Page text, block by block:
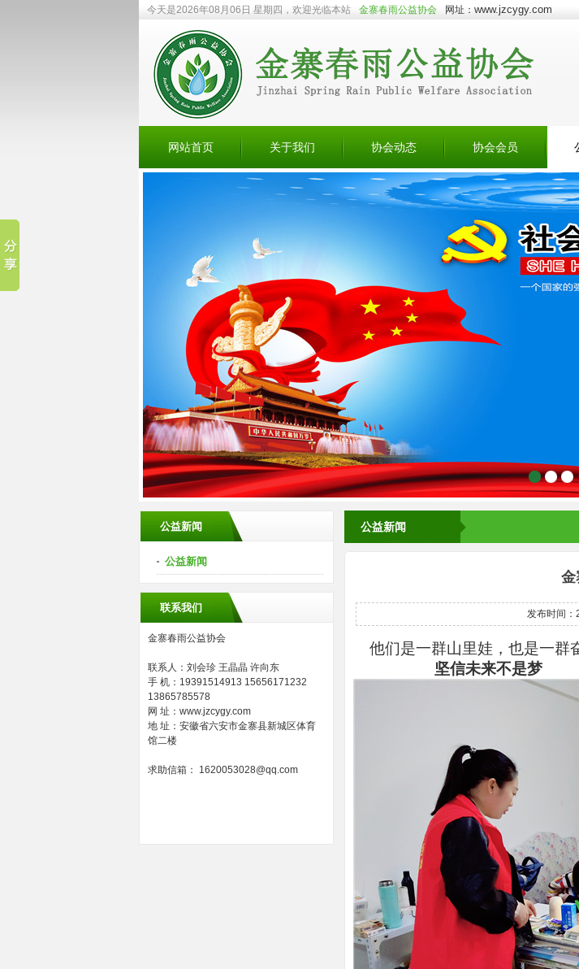
今天是2026年08月06日 星期四，欢迎光临本站 金寨春雨公益协会 网址： www.jzcygy.com
网站首页 关于我们 协会动态 协会会员
公益新闻
公益新闻
联系我们
金寨春雨公益协会
联系人：刘会珍 王晶晶 许向东
手 机：19391514913 15656171232
13865785578
网 址：www.jzcygy.com
地 址：安徽省六安市金寨县新城区体育
馆二楼
求助信箱： 1620053028@qq.com
公益新闻
发布时间
他们是一群山里娃，也是一群
坚信未来不是梦